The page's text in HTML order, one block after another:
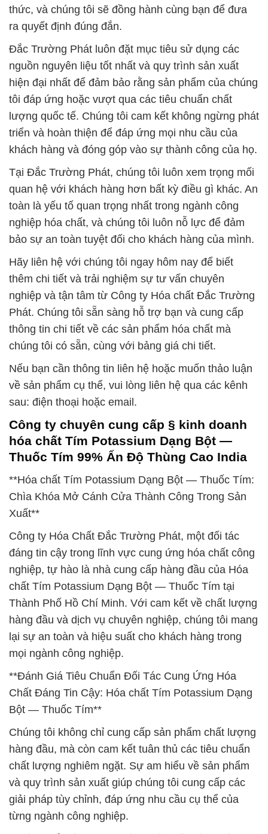
thức, và chúng tôi sẽ đồng hành cùng bạn để đưa
ra quyết định đúng đắn.
Đắc Trường Phát luôn đặt mục tiêu sử dụng các
nguồn nguyên liệu tốt nhất và quy trình sản xuất
hiện đại nhất để đảm bảo rằng sản phẩm của chúng
tôi đáp ứng hoặc vượt qua các tiêu chuẩn chất
lượng quốc tế. Chúng tôi cam kết không ngừng phát
triển và hoàn thiện để đáp ứng mọi nhu cầu của
khách hàng và đóng góp vào sự thành công của họ.
Tại Đắc Trường Phát, chúng tôi luôn xem trọng mối
quan hệ với khách hàng hơn bất kỳ điều gì khác. An
toàn là yếu tố quan trọng nhất trong ngành công
nghiệp hóa chất, và chúng tôi luôn nỗ lực để đảm
bảo sự an toàn tuyệt đối cho khách hàng của mình.
Hãy liên hệ với chúng tôi ngay hôm nay để biết
thêm chi tiết và trải nghiệm sự tư vấn chuyên
nghiệp và tận tâm từ Công ty Hóa chất Đắc Trường
Phát. Chúng tôi sẵn sàng hỗ trợ bạn và cung cấp
thông tin chi tiết về các sản phẩm hóa chất mà
chúng tôi có sẵn, cùng với bảng giá chi tiết.
Nếu bạn cần thông tin liên hệ hoặc muốn thảo luận
về sản phẩm cụ thể, vui lòng liên hệ qua các kênh
sau: điện thoại hoặc email.
Công ty chuyên cung cấp § kinh doanh
hóa chất Tím Potassium Dạng Bột —
Thuốc Tím 99% Ấn Độ Thùng Cao India
**Hóa chất Tím Potassium Dạng Bột — Thuốc Tím:
Chìa Khóa Mở Cánh Cửa Thành Công Trong Sản
Xuất**
Công ty Hóa Chất Đắc Trường Phát, một đối tác
đáng tin cậy trong lĩnh vực cung ứng hóa chất công
nghiệp, tự hào là nhà cung cấp hàng đầu của Hóa
chất Tím Potassium Dạng Bột — Thuốc Tím tại
Thành Phố Hồ Chí Minh. Với cam kết về chất lượng
hàng đầu và dịch vụ chuyên nghiệp, chúng tôi mang
lại sự an toàn và hiệu suất cho khách hàng trong
mọi ngành công nghiệp.
**Đánh Giá Tiêu Chuẩn Đối Tác Cung Ứng Hóa
Chất Đáng Tin Cậy: Hóa chất Tím Potassium Dạng
Bột — Thuốc Tím**
Chúng tôi không chỉ cung cấp sản phẩm chất lượng
hàng đầu, mà còn cam kết tuân thủ các tiêu chuẩn
chất lượng nghiêm ngặt. Sự am hiểu về sản phẩm
và quy trình sản xuất giúp chúng tôi cung cấp các
giải pháp tùy chỉnh, đáp ứng nhu cầu cụ thể của
từng ngành công nghiệp.